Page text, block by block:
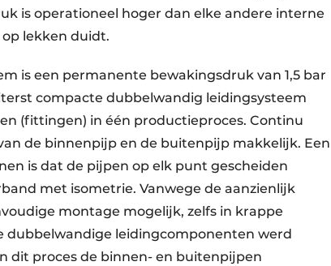
is operationeel hoger dan elke andere interne
lekken duidt.
is een permanente bewakingsdruk van 1,5 bar
compacte dubbelwandig leidingsysteem
(fittingen) in één productieproces. Continu
de binnenpijp en de buitenpijp makkelijk. Een
is dat de pijpen op elk punt gescheiden
met isometrie. Vanwege de aanzienlijk
montage mogelijk, zelfs in krappe
dubbelwandige leidingcomponenten werd
dit proces de binnen- en buitenpijpen